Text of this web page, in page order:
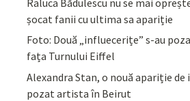
șocat fanii cu ultima sa apariție
Foto: Două „influecerițe” s-au
fața Turnului Eiffel
Alexandra Stan, o nouă apariție de
pozat artista în Beirut